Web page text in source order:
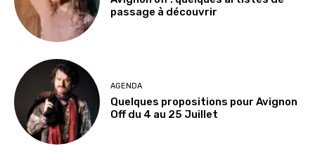
passage à découvrir
AGENDA
Quelques propositions pour Avignon
Off du 4 au 25 Juillet